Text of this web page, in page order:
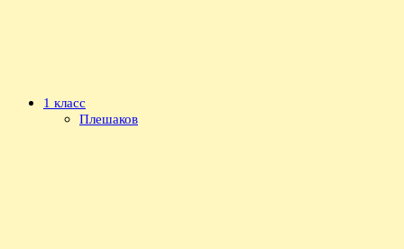
1 класс
Плешаков